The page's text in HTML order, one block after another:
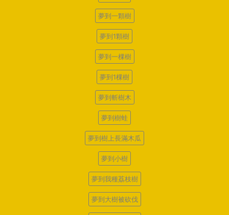
夢到一顆樹
夢到1顆樹
夢到一棵樹
夢到1棵樹
夢到斬樹木
夢到樹蛙
夢到樹上長滿木瓜
夢到小樹
夢到我種荔枝樹
夢到大樹被砍伐